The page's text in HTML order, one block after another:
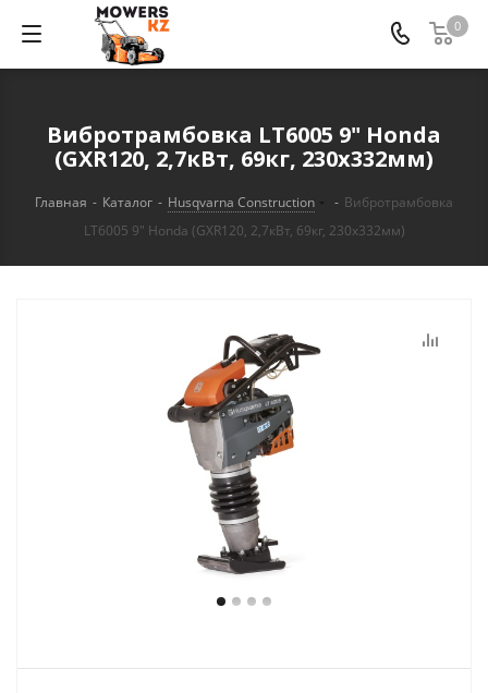
0
Вибротрамбовка LT6005 9" Honda
(GXR120, 2,7кВт, 69кг, 230х332мм)
Главная - Каталог - Husqvarna Construction - Вибротрамбовка
LT6005 9" Honda (GXR120, 2,7кВт, 69кг, 230х332мм)